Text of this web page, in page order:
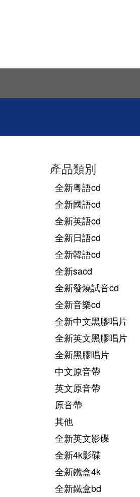
產品類別
全新粤語cd
全新國語cd
全新英語cd
全新日語cd
全新韓語cd
全新sacd
全新發燒試音cd
全新音樂cd
全新中文黑膠唱片
全新英文黑膠唱片
全新黑膠唱片
中文原音帶
英文原音帶
原音帶
其他
全新英文影碟
全新4k影碟
全新鐵盒4k
全新鐵盒bd